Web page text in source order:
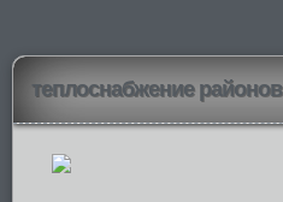
теплоснабжение районов